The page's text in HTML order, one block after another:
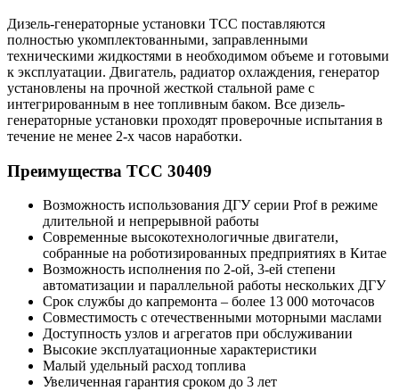
Дизель-генераторные установки ТСС поставляются
полностью укомплектованными, заправленными
техническими жидкостями в необходимом объеме и готовыми
к эксплуатации. Двигатель, радиатор охлаждения, генератор
установлены на прочной жесткой стальной раме с
интегрированным в нее топливным баком. Все дизель-
генераторные установки проходят проверочные испытания в
течение не менее 2-х часов наработки.
Преимущества ТСС 30409
Возможность использования ДГУ серии Prof в режиме
длительной и непрерывной работы
Современные высокотехнологичные двигатели,
собранные на роботизированных предприятиях в Китае
Возможность исполнения по 2-ой, 3-ей степени
автоматизации и параллельной работы нескольких ДГУ
Срок службы до капремонта – более 13 000 моточасов
Совместимость с отечественными моторными маслами
Доступность узлов и агрегатов при обслуживании
Высокие эксплуатационные характеристики
Малый удельный расход топлива
Увеличенная гарантия сроком до 3 лет